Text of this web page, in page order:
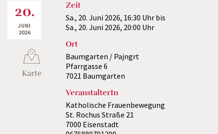
20.
JUNI
2026
Karte
Zeit
Sa., 20. Juni 2026, 16:30 Uhr bis
Sa., 20. Juni 2026, 20:00 Uhr
Ort
Baumgarten / Pajngrt
Pfarrgasse 6
7021 Baumgarten
VeranstalterIn
Katholische Frauenbewegung
St. Rochus Straße 21
7000 Eisenstadt